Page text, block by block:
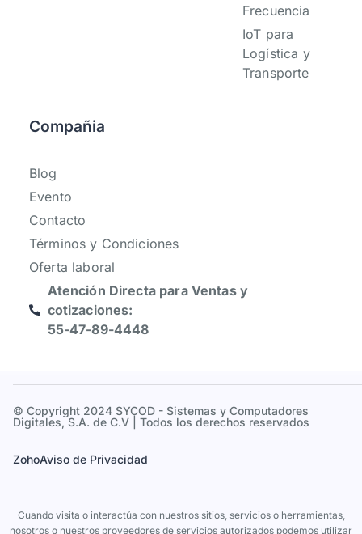
Frecuencia
IoT para
Logística y
Transporte
Compañia
Blog
Evento
Contacto
Términos y Condiciones
Oferta laboral
Atención Directa para Ventas y
cotizaciones:
55-47-89-4448
© Copyright 2024 SYCOD - Sistemas y Computadores
Digitales, S.A. de C.V | Todos los derechos reservados
ZohoAviso de Privacidad
Cuando visita o interactúa con nuestros sitios, servicios o herramientas,
nosotros o nuestros proveedores de servicios autorizados podemos utilizar